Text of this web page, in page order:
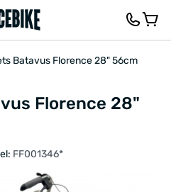
Batavus Florence 28" 56cm
Florence 28"
FF001346*
FEEDBACK EN VRAGEN